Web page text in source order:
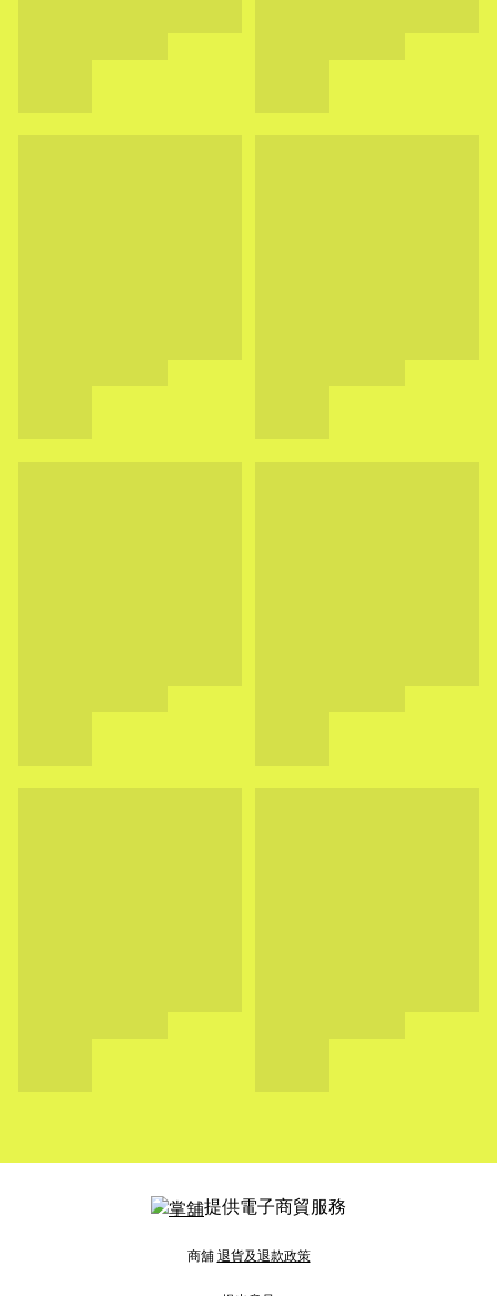
提供電子商貿服務
商舖 退貨及退款政策